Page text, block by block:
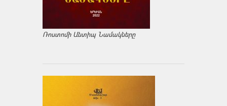
Ռոստոմի Անտիպ Նամակները